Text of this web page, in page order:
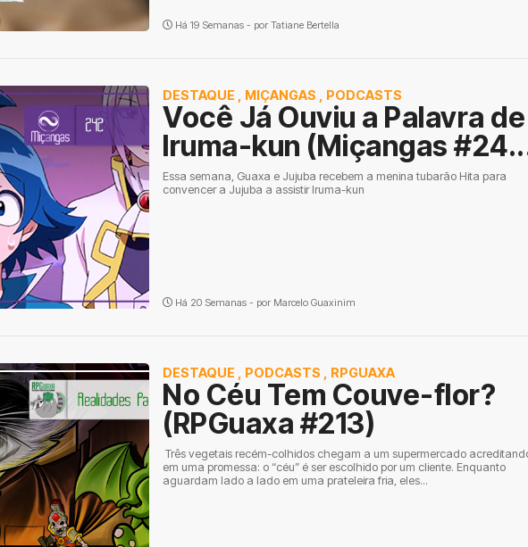
Há 19 Semanas - por Tatiane Bertella
DESTAQUE MIÇANGAS PODCASTS
Você Já Ouviu a Palavra de
Iruma-kun (Miçangas
Essa semana, Guaxa e Jujuba recebem a menina tubarão Hita para
convencer a Jujuba a assistir Iruma-kun
Há 20 Semanas - por Marcelo Guaxinim
DESTAQUE PODCASTS RPGUAXA
No Céu Tem Couve-flor?
(RPGuaxa #213)
Três vegetais recém-colhidos chegam a um supermercado
em uma promessa: o “céu” é ser escolhido por um cliente. Enquanto
aguardam lado a lado em uma prateleira fria, eles...